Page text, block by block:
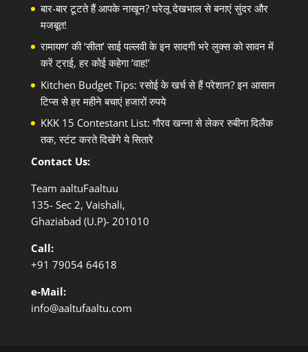
बार-बार टूटते हैं आपके नाखून? घरेलू देखभाल से बनाएं सुंदर और
मजबूत!
रामायण’ की ‘सीता’ साई पल्लवी के इन सादगी भरे लुक्स को सावन में
करें ट्राई, हर कोई कहेगा ‘वाह!’
Kitchen Budget Tips: रसोई के खर्च से हैं परेशान? इन आसान
टिप्स से हर महीने बचाएं हजारों रुपये
KKK 15 Contestant List: गौरव खन्ना से लेकर रुबीना दिलैक
तक, स्टंट करते दिखेंगे ये सितारे
Contact Us:
Team aaltuFaaltuu
135- Sec 2, Vaishali,
Ghaziabad (U.P)- 201010
Call:
+91 79054 64618
e-Mail:
info@aaltufaaltu.com